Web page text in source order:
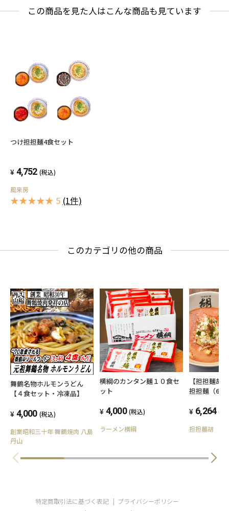
この商品を見た人はこんな商品も見ています
つけ担担麺4食セット
4,752 (税込)
風来房
★★★★★ 5 (1件)
このカテゴリの他の商品
舞鶴名物ホルモンうどん
【４食セット・冷凍品】
4,000 (税込)
創業昭和三十年 舞鶴焼肉 八島
丹山
横綱のカンタン麺１０食セ
ット
4,000 (税込)
ラーメン横綱
【担担麺胡
担担麺（6食
6,264 (税
担担麺胡
特定商取引法に基づく表記
プライバシーポリシー